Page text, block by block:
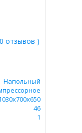
отзывов )
Напольный
46
1